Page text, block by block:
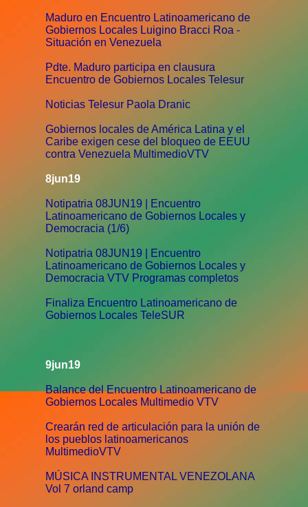
Maduro en Encuentro Latinoamericano de
Gobiernos Locales Luigino Bracci Roa -
Situación en Venezuela
Pdte. Maduro participa en clausura
Encuentro de Gobiernos Locales Telesur
Noticias Telesur Paola Dranic
Gobiernos locales de América Latina y el
Caribe exigen cese del bloqueo de EEUU
contra Venezuela MultimedioVTV
8jun19
Notipatria 08JUN19 | Encuentro
Latinoamericano de Gobiernos Locales y
Democracia (1/6)
Notipatria 08JUN19 | Encuentro
Latinoamericano de Gobiernos Locales y
Democracia VTV Programas completos
Finaliza Encuentro Latinoamericano de
Gobiernos Locales TeleSUR
9jun19
Balance del Encuentro Latinoamericano de
Gobiernos Locales Multimedio VTV
Crearán red de articulación para la unión de
los pueblos latinoamericanos
MultimedioVTV
MÚSICA INSTRUMENTAL VENEZOLANA
Vol 7 orland camp